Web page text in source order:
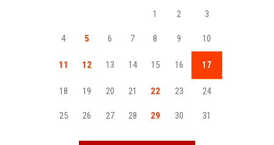
1 2 3
4 5 6 7 8 9 10
11 12 13 14 15 16 17
18 19 20 21 22 23 24
25 26 27 28 29 30 31